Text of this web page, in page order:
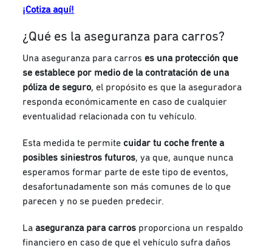
¡Cotiza aquí!
¿Qué es la aseguranza para carros?
Una aseguranza para carros es una protección que
se establece por medio de la contratación de una
póliza de seguro, el propósito es que la aseguradora
responda económicamente en caso de cualquier
eventualidad relacionada con tu vehículo.
Esta medida te permite cuidar tu coche frente a
posibles siniestros futuros, ya que, aunque nunca
esperamos formar parte de este tipo de eventos,
desafortunadamente son más comunes de lo que
parecen y no se pueden predecir.
La aseguranza para carros proporciona un respaldo
financiero en caso de que el vehículo sufra daños